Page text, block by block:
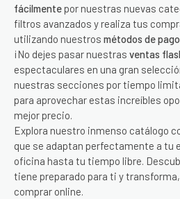
fácilmente por nuestras nuevas
filtros avanzados y realiza tus
utilizando nuestros métodos de
¡No dejes pasar nuestras ventas
espectaculares en una gran
nuestras secciones por tiempo
para aprovechar estas increíbles
mejor precio.
Explora nuestro inmenso catálogo
que se adaptan perfectamente a tu
oficina hasta tu tiempo libre.
tiene preparado para ti y
comprar online.